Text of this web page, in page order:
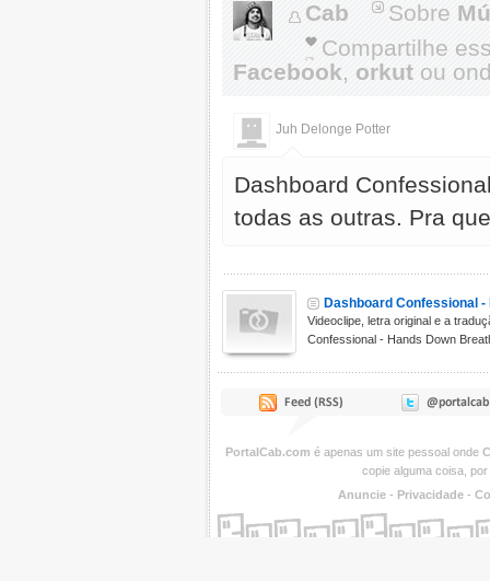
Cab
Sobre
Compartilhe
Facebook, orkut ou
Juh Delonge Potter
Dashboard
todas as outras. Pra
Dashboard Confessional -
Videoclipe, letra original e a
Confessional - Hands Down
PortalCab.com é apenas um site pessoal onde
copie alguma coisa,
Anuncie - Privacidade -